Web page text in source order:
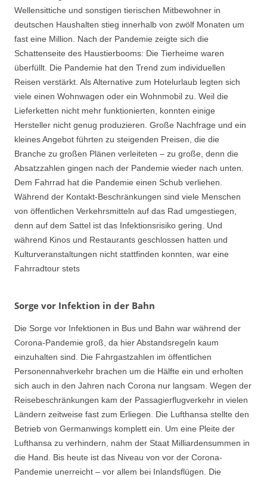
Wellensittiche und sonstigen tierischen Mitbewohner in
deutschen Haushalten stieg innerhalb von zwölf Monaten um
fast eine Million. Nach der Pandemie zeigte sich die
Schattenseite des Haustierbooms: Die Tierheime waren
überfüllt. Die Pandemie hat den Trend zum individuellen
Reisen verstärkt. Als Alternative zum Hotelurlaub legten sich
viele einen Wohnwagen oder ein Wohnmobil zu. Weil die
Lieferketten nicht mehr funktionierten, konnten einige
Hersteller nicht genug produzieren. Große Nachfrage und ein
kleines Angebot führten zu steigenden Preisen, die die
Branche zu großen Plänen verleiteten – zu große, denn die
Absatzzahlen gingen nach der Pandemie wieder nach unten.
Dem Fahrrad hat die Pandemie einen Schub verliehen.
Während der Kontakt-Beschränkungen sind viele Menschen
von öffentlichen Verkehrsmitteln auf das Rad umgestiegen,
denn auf dem Sattel ist das Infektionsrisiko gering. Und
während Kinos und Restaurants geschlossen hatten und
Kulturveranstaltungen nicht stattfinden konnten, war eine
Fahrradtour stets
Sorge vor Infektion in der Bahn
Die Sorge vor Infektionen in Bus und Bahn war während der
Corona-Pandemie groß, da hier Abstandsregeln kaum
einzuhalten sind. Die Fahrgastzahlen im öffentlichen
Personennahverkehr brachen um die Hälfte ein und erholten
sich auch in den Jahren nach Corona nur langsam. Wegen der
Reisebeschränkungen kam der Passagierflugverkehr in vielen
Ländern zeitweise fast zum Erliegen. Die Lufthansa stellte den
Betrieb von Germanwings komplett ein. Um eine Pleite der
Lufthansa zu verhindern, nahm der Staat Milliardensummen in
die Hand. Bis heute ist das Niveau von vor der Corona-
Pandemie unerreicht – vor allem bei Inlandsflügen. Die